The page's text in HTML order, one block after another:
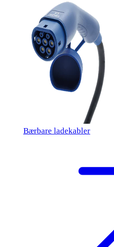
Bærbare ladekabler